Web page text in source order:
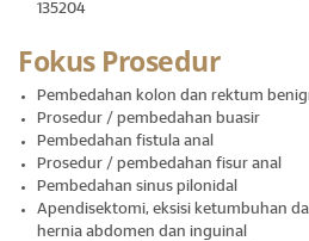
135204
Fokus Prosedur
Pembedahan kolon dan rektum
Prosedur / pembedahan buasir
Pembedahan fistula anal
Prosedur / pembedahan fisur anal
Pembedahan sinus pilonidal
Apendisektomi, eksisi ketumbuhan
hernia abdomen dan inguinal